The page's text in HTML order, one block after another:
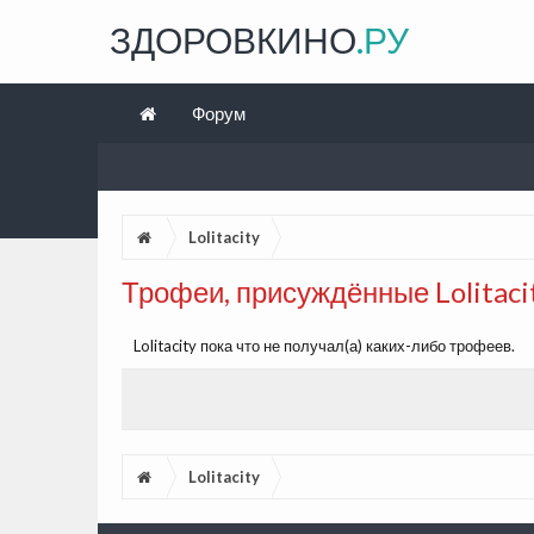
Lolitacity
Трофеи, присуждённые
Lolitacity пока что не получал(а) каких-либо трофеев.
Lolitacity
ЗДОРОВКИНО.РУ
Форум